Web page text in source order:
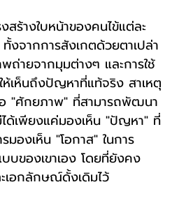
สร้างใบหน้าของคนไข้แต่ละ
งจากการสังเกตด้วยตาเปล่า
ถ่ายจากมุมต่างๆ และการใช้
เห็นถึงปัญหาที่แท้จริง สาเหตุ
"ศักยภาพ" ที่สามารถพัฒนา
ด้เพียงแค่มองเห็น "ปัญหา" ที่
มองเห็น "โอกาส" ในการ
บของเขาเอง โดยที่ยังคง
เอกลักษณ์ดั้งเดิมไว้